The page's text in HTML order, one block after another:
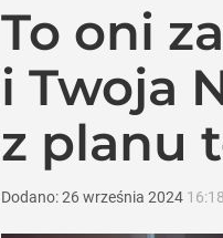
To oni
i Twoja
z planu
Dodano:26września 2024 16:18